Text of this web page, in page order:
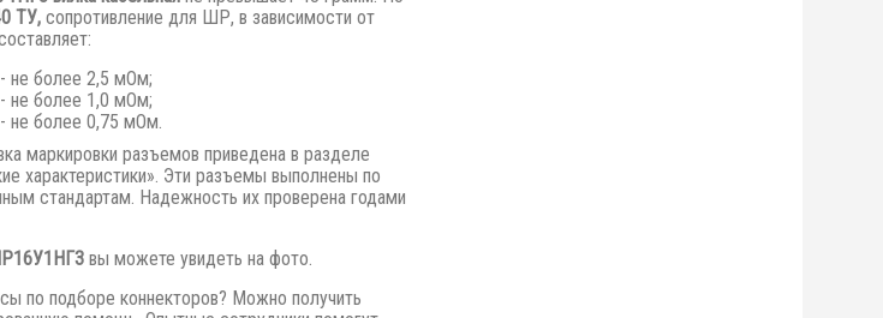
ТУ, сопротивление для ШР, в зависимости от
не более 2,5 мОм;
не более 1,0 мОм;
не более 0,75 мОм.
маркировки разъемов приведена в разделе
характеристики». Эти разъемы выполнены по
стандартам. Надежность их проверена годами
вы можете увидеть на фото.
по подборе коннекторов? Можно получить